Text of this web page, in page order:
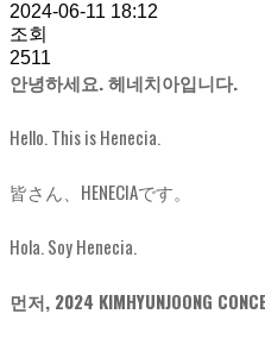
2024-06-11 18:12
조회
2511
안녕하세요. 헤네치아입니다.
Hello. This is Henecia.
皆さん、HENECIAです。
Hola. Soy Henecia.
먼저, 2024 KIMHYUNJOONG